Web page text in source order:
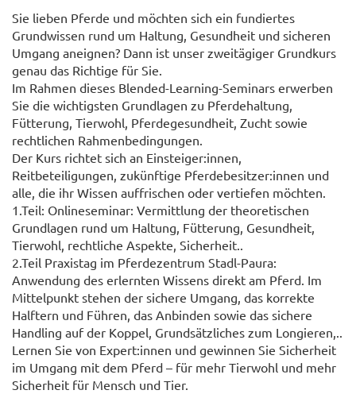
Sie lieben Pferde und möchten sich ein fundiertes
Grundwissen rund um Haltung, Gesundheit und sicheren
Umgang aneignen? Dann ist unser zweitägiger Grundkurs
genau das Richtige für Sie.
Im Rahmen dieses Blended-Learning-Seminars erwerben
Sie die wichtigsten Grundlagen zu Pferdehaltung,
Fütterung, Tierwohl, Pferdegesundheit, Zucht sowie
rechtlichen Rahmenbedingungen.
Der Kurs richtet sich an Einsteiger:innen,
Reitbeteiligungen, zukünftige Pferdebesitzer:innen und
alle, die ihr Wissen auffrischen oder vertiefen möchten.
1.Teil: Onlineseminar: Vermittlung der theoretischen
Grundlagen rund um Haltung, Fütterung, Gesundheit,
Tierwohl, rechtliche Aspekte, Sicherheit..
2.Teil Praxistag im Pferdezentrum Stadl-Paura:
Anwendung des erlernten Wissens direkt am Pferd. Im
Mittelpunkt stehen der sichere Umgang, das korrekte
Halftern und Führen, das Anbinden sowie das sichere
Handling auf der Koppel, Grundsätzliches zum Longieren,..
Lernen Sie von Expert:innen und gewinnen Sie Sicherheit
im Umgang mit dem Pferd – für mehr Tierwohl und mehr
Sicherheit für Mensch und Tier.